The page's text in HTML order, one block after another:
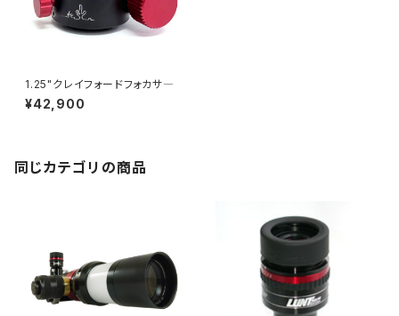
1.25"クレイフォードフォカサ―
¥42,900
同じカテゴリの商品